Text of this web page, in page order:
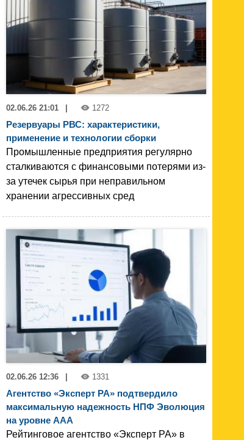
02.06.26 21:01 1272
Резервуары РВС: характеристики,
применение и технологии сборки
Промышленные предприятия регулярно
сталкиваются с финансовыми потерями из-
за утечек сырья при неправильном
хранении агрессивных сред
02.06.26 12:36 1331
Агентство «Эксперт РА» подтвердило
максимальную надежность НПФ Эволюция
на уровне AАA
Рейтинговое агентство «Эксперт РА» в